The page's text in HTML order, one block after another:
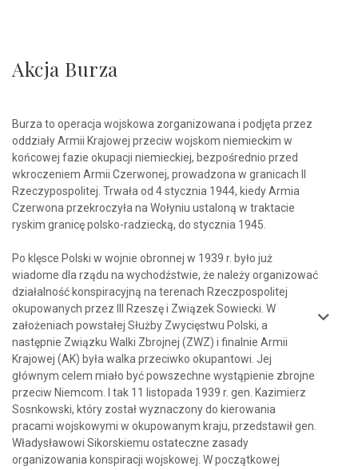
Akcja Burza
Burza to operacja wojskowa zorganizowana i podjęta przez
oddziały Armii Krajowej przeciw wojskom niemieckim w
końcowej fazie okupacji niemieckiej, bezpośrednio przed
wkroczeniem Armii Czerwonej, prowadzona w granicach II
Rzeczypospolitej. Trwała od 4 stycznia 1944, kiedy Armia
Czerwona przekroczyła na Wołyniu ustaloną w traktacie
ryskim granicę polsko-radziecką, do stycznia 1945.
Po klęsce Polski w wojnie obronnej w 1939 r. było już
wiadome dla rządu na wychodźstwie, że należy organizować
działalność konspiracyjną na terenach Rzeczpospolitej
okupowanych przez III Rzeszę i Związek Sowiecki. W
założeniach powstałej Służby Zwycięstwu Polski, a
następnie Związku Walki Zbrojnej (ZWZ) i finalnie Armii
Krajowej (AK) była walka przeciwko okupantowi. Jej
głównym celem miało być powszechne wystąpienie zbrojne
przeciw Niemcom. I tak 11 listopada 1939 r. gen. Kazimierz
Sosnkowski, który został wyznaczony do kierowania
pracami wojskowymi w okupowanym kraju, przedstawił gen.
Władysławowi Sikorskiemu ostateczne zasady
organizowania konspiracji wojskowej. W początkowej